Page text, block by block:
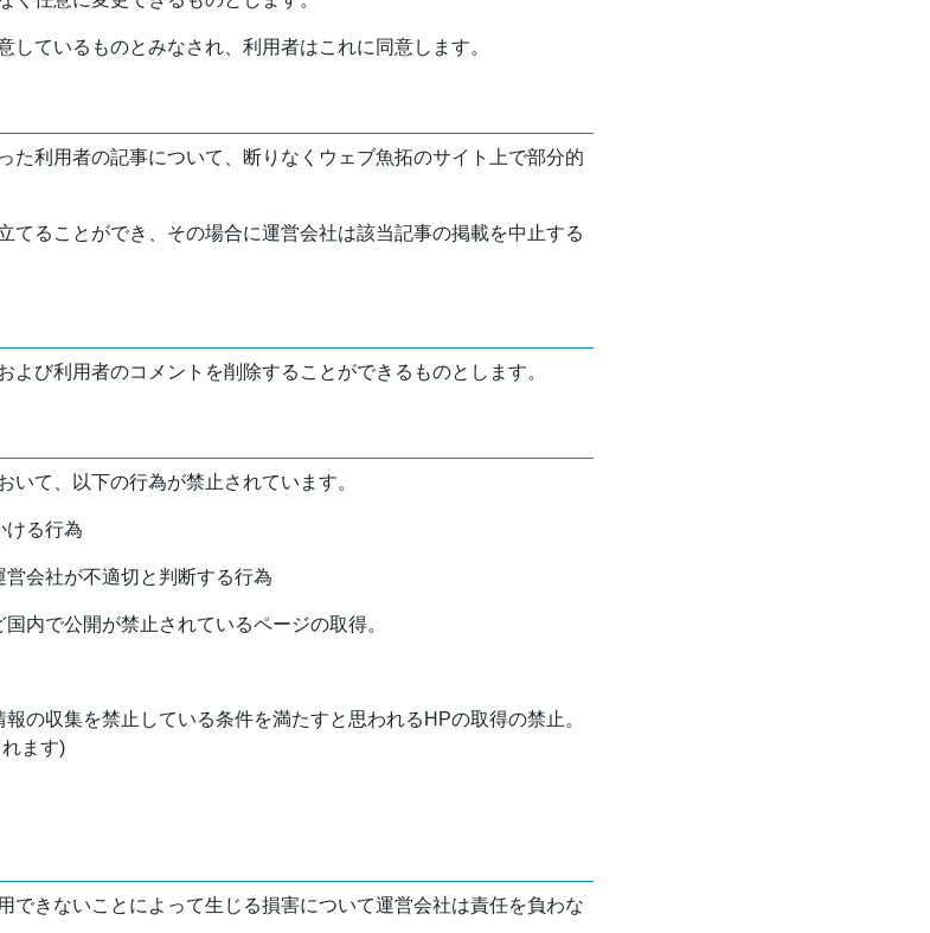
ているものとみなされ、利用者はこれに同意します。
た利用者の記事について、断りなくウェブ魚拓のサイト上で部分的
てることができ、その場合に運営会社は該当記事の掲載を中止する
よび利用者のコメントを削除することができるものとします。
て、以下の行為が禁止されています。
ける行為
会社が不適切と判断する行為
内で公開が禁止されているページの取得。
の収集を禁止している条件を満たすと思われるHPの取得の禁止。
ます)
できないことによって生じる損害について運営会社は責任を負わな